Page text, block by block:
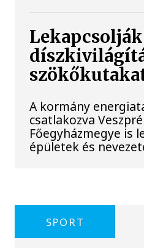
A kormány
csatlakozva
Főegyházmegye is
épületek és
SPORT